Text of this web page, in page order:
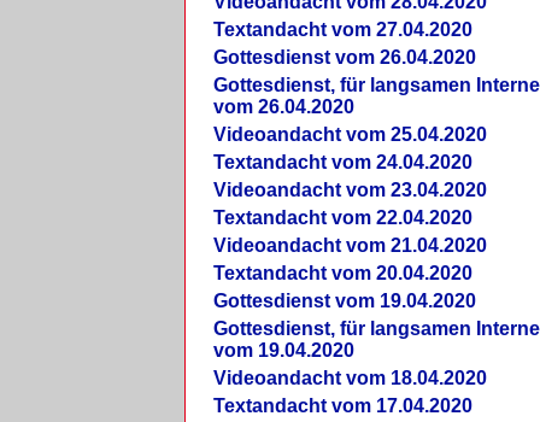
Textandacht vom 27.04.2020
Gottesdienst vom 26.04.2020
Gottesdienst, für langsamen
vom 26.04.2020
Videoandacht vom 25.04.2020
Textandacht vom 24.04.2020
Videoandacht vom 23.04.2020
Textandacht vom 22.04.2020
Videoandacht vom 21.04.2020
Textandacht vom 20.04.2020
Gottesdienst vom 19.04.2020
Gottesdienst, für langsamen
vom 19.04.2020
Videoandacht vom 18.04.2020
Textandacht vom 17.04.2020